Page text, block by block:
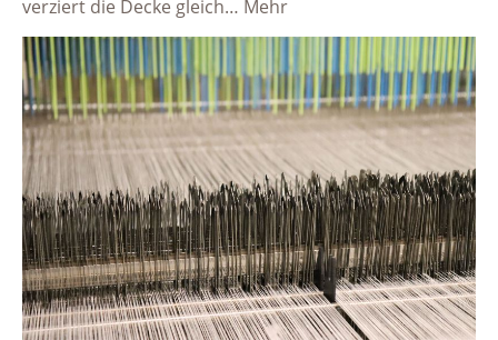
verziert die Decke gleich… Mehr